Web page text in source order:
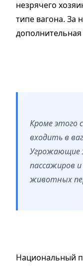
незрячего
типе вагона. За
дополнительная
Кроме этого
входить в
Угрожающие
пассажиров
животных
Национальный